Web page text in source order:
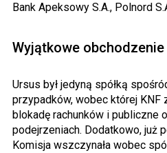
Bank Apeksowy S.A., Polnord
Wyjątkowe
Ursus był jedyną spółką
przypadków, wobec której KNF
blokadę rachunków i publiczne
podejrzeniach. Dodatkowo, już
Komisja wszczynała wobec